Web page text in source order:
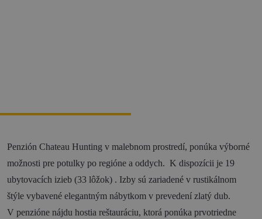
MÚZPAS = 8 kultúrnych zážitkov s 1 pasom
Riders Park Donovaly
Novinky a podujatia
Penzión Chateau Hunting v malebnom prostredí, ponúka výborné
možnosti pre potulky po regióne a oddych. K dispozícii je 19
ubytovacích izieb (33 lôžok) . Izby sú zariadené v rustikálnom
štýle vybavené elegantným nábytkom v prevedení zlatý dub.
V penzióne nájdu hostia reštauráciu, ktorá ponúka prvotriedne